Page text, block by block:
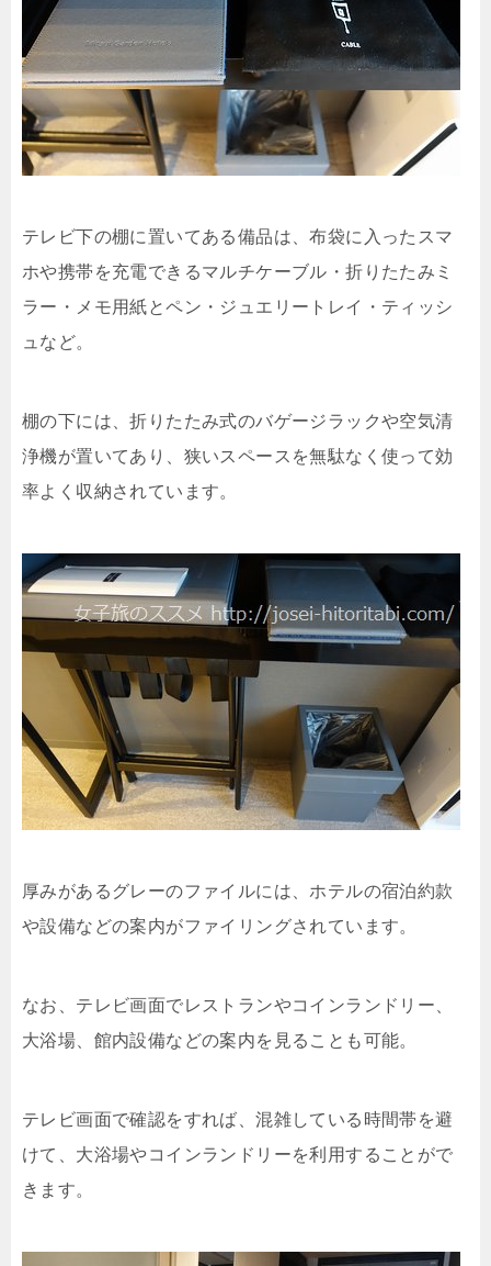
テレビ下の棚に置いてある備品は、布袋に入ったスマ
ホや携帯を充電できるマルチケーブル・折りたたみミ
ラー・メモ用紙とペン・ジュエリートレイ・ティッシ
ュなど。
棚の下には、折りたたみ式のバゲージラックや空気清
浄機が置いてあり、狭いスペースを無駄なく使って効
率よく収納されています。
厚みがあるグレーのファイルには、ホテルの宿泊約款
や設備などの案内がファイリングされています。
なお、テレビ画面でレストランやコインランドリー、
大浴場、館内設備などの案内を見ることも可能。
テレビ画面で確認をすれば、混雑している時間帯を避
けて、大浴場やコインランドリーを利用することがで
きます。